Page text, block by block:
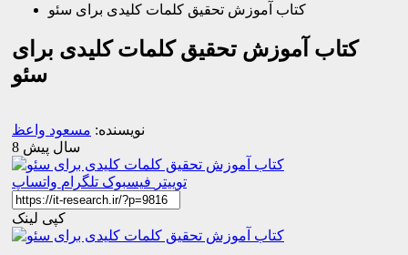
کتاب آموزش تحقیق کلمات کلیدی برای سئو
کتاب آموزش تحقیق کلمات کلیدی برای
سئو
نویسنده: مسعود واعظ
8 سال پیش
توییتر فیسبوک تلگرام واتساپ
کپی لینک